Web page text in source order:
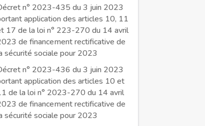
n° 2023-435 du 3 juin 2023
application des articles 10, 11
17 de la loi n° 223-270 du 14 avril
de financement rectificative de
sécurité sociale pour 2023
n° 2023-436 du 3 juin 2023
application des articles 10 et
de la loi n° 2023-270 du 14 avril
de financement rectificative de
sécurité sociale pour 2023